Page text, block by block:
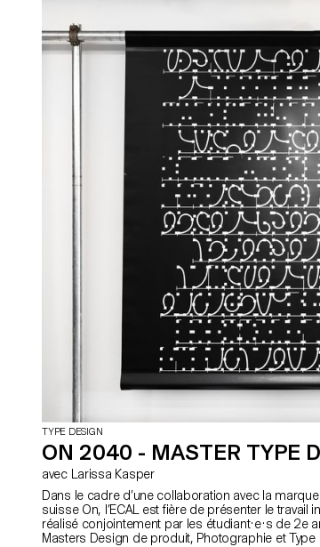
mortes dans lesquelles les textures liquides,
sèches et organiques contrastent pour évoquer
l'essence du parfum, le design de son flacon et
ses complexités. Par la mise en scène, les
parfums deviennent la toile de fond d'histoires de
transgression et de projections fantastiques. En
plus des impressions monumentales sur tissu,
des coussins-images géants invitent le public à
s'allonger et à célébrer la fluidité des genres et les
définitions toujours changeantes de la beauté et
de l'expression de soi.
TYPE DESIGN
ON 2040 - MASTER TYPE
avec Larissa Kasper
Dans le cadre d’une collaboration avec la
suisse On, l’ECAL est fière de présenter le travail
réalisé conjointement par les étudiant·e·s de 2e
Masters Design de produit, Photographie et Type